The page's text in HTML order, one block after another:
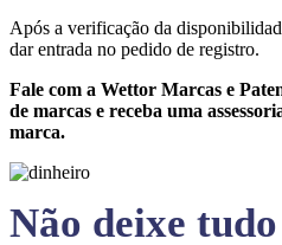
Após a verificação da
dar entrada no pedido de registro.
Fale com a Wettor Marcas e
de marcas e receba uma
marca.
Não deixe